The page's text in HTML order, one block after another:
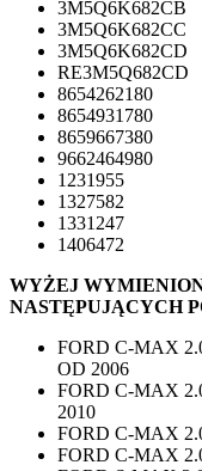
3M5Q6K682CB
3M5Q6K682CC
3M5Q6K682CD
RE3M5Q682CD
8654262180
8654931780
8659667380
9662464980
1231955
1327582
1331247
1406472
WYŻEJ
NASTĘPUJĄCYCH
FORD C-MAX
OD 2006
FORD C-MAX
2010
FORD C-MAX
FORD C-MAX